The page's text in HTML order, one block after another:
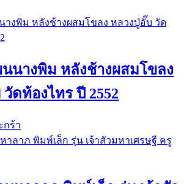
นางพิม หลังช้างผสมโขลง
ดท้องไทร ปี 2552
กร้า